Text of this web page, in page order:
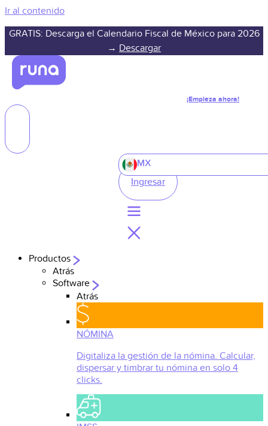
Ir al contenido
GRATIS: Descarga el Calendario Fiscal de México para 2026
→ Descargar
¡Empieza ahora!
MX
Ingresar
Productos
Atrás
Software
Atrás
NÓMINA
Digitaliza la gestión de la nómina. Calcular,
dispersar y timbrar tu nómina en solo 4
clicks.